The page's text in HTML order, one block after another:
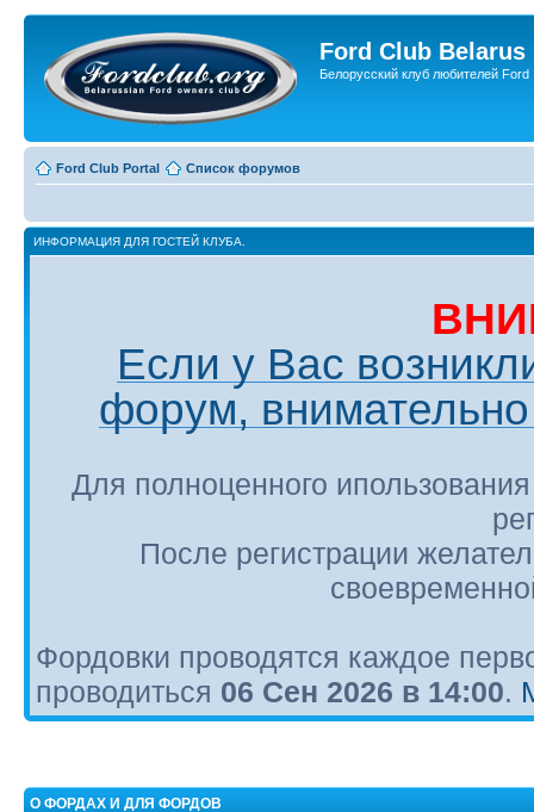
Ford Club Belarus
Белорусский клуб любителей Ford
Ford Club Portal Список форумов
ИНФОРМАЦИЯ ДЛЯ ГОСТЕЙ КЛУБА.
Если у Вас
форум, внимательно
Для полноценного
После регистрации
Фордовки проводятся каждое
проводиться 06 Сен 2026 в 14:00.
О ФОРДАХ И ДЛЯ ФОРДОВ